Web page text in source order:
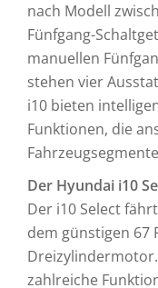
nach Modell
Fünfgang-
manuellen
stehen vier
i10 bieten
Funktionen, die
Der Hyundai i10
Der i10 Select
dem günstigen 67
zahlreiche